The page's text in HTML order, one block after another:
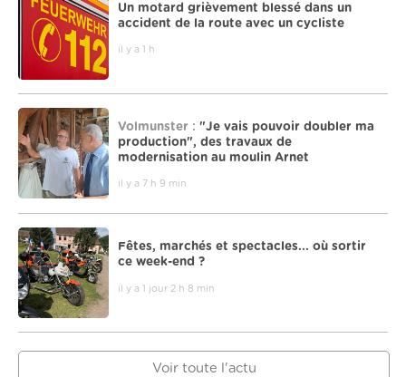
Un motard grièvement blessé dans un
accident de la route avec un cycliste
il y a 1 h
Volmunster : "Je vais pouvoir doubler ma
production", des travaux de
modernisation au moulin Arnet
il y a 7 h 9 min
Fêtes, marchés et spectacles... où sortir
ce week-end ?
il y a 1 jour 2 h 8 min
Voir toute l'actu